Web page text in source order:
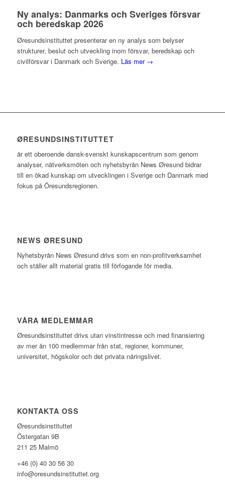
Ny analys: Danmarks och Sveriges försvar
och beredskap 2026
Øresundsinstituttet presenterar en ny analys som belyser
strukturer, beslut och utveckling inom försvar, beredskap och
civilförsvar i Danmark och Sverige. Läs mer →
ØRESUNDSINSTITUTTET
är ett oberoende dansk-svenskt kunskapscentrum som genom
analyser, nätverksmöten och nyhetsbyrån News Øresund bidrar
till en ökad kunskap om utvecklingen i Sverige och Danmark med
fokus på Öresundsregionen.
NEWS ØRESUND
Nyhetsbyrån News Øresund drivs som en non-profitverksamhet
och ställer allt material gratis till förfogande för media.
VÅRA MEDLEMMAR
Øresundsinstituttet drivs utan vinst­intresse och med finansiering
av mer än 100 medlemmar från stat, regioner, kommuner,
universitet, högskolor och det privata näringslivet.
KONTAKTA OSS
Øresundsinstituttet
Östergatan 9B
211 25 Malmö
+46 (0) 40 30 56 30
info@oresundsinstituttet.org